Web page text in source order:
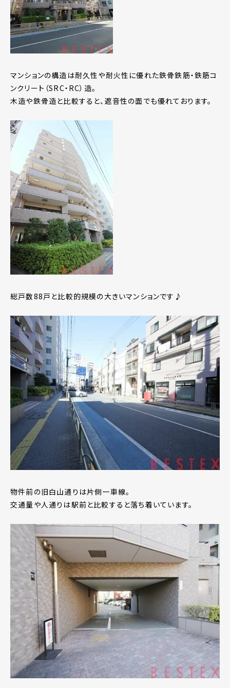
マンションの構造は耐久性や耐火性に優れた鉄骨鉄筋・鉄筋コ
ンクリート（SRC・RC）造。
木造や鉄骨造と比較すると、遮音性の面でも優れております。
総戸数88戸と比較的規模の大きいマンションです♪
物件前の旧白山通りは片側一車線。
交通量や人通りは駅前と比較すると落ち着いています。